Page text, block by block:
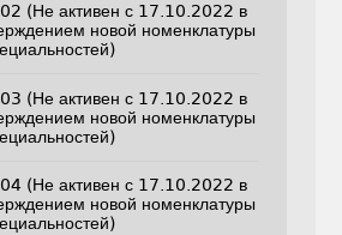
(Не активен с 17.10.2022 в
новой номенклатуры
(Не активен с 17.10.2022 в
новой номенклатуры
(Не активен с 17.10.2022 в
новой номенклатуры